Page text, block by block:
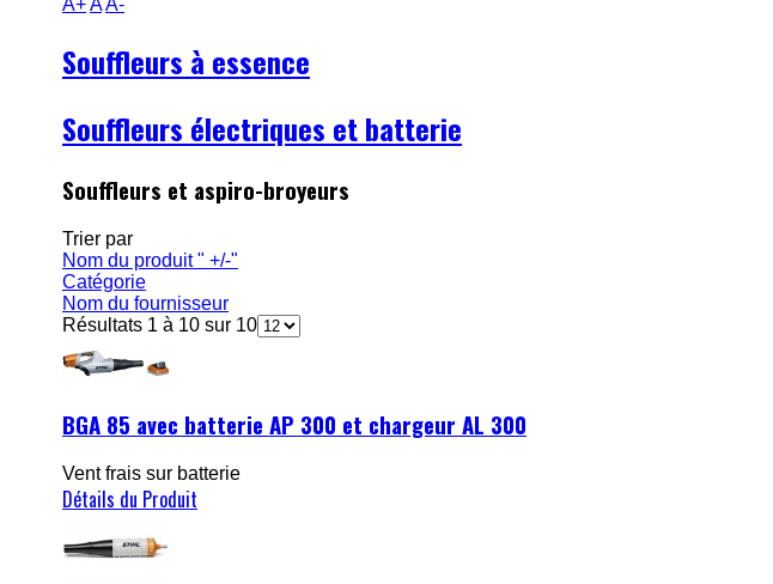
A+AA-
Souffleurs à essence
Souffleurs électriques et batterie
Souffleurs et aspiro-broyeurs
Trier par
Nom du produit " +/-"
Catégorie
Nom du fournisseur
Résultats 1 à 10 sur 10
BGA 85 avec batterie AP 300 et chargeur AL 300
Vent frais sur batterie
Détails du Produit